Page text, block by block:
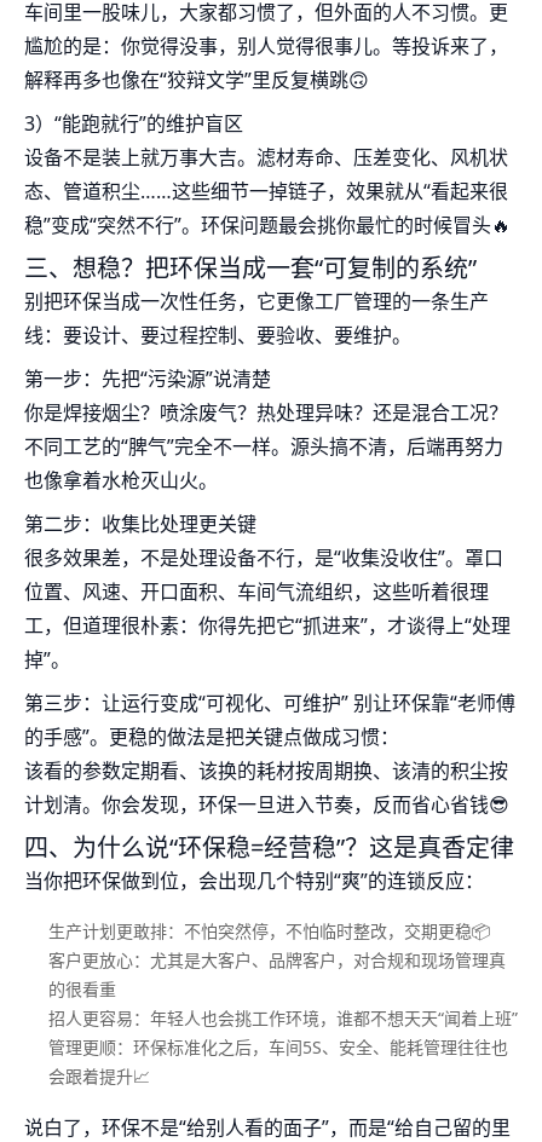
车间里一股味儿，大家都习惯了，但外面的人不习惯。更
尴尬的是：你觉得没事，别人觉得很事儿。等投诉来了，
解释再多也像在“狡辩文学”里反复横跳🙃
3）“能跑就行”的维护盲区
设备不是装上就万事大吉。滤材寿命、压差变化、风机状
态、管道积尘……这些细节一掉链子，效果就从“看起来很
稳”变成“突然不行”。环保问题最会挑你最忙的时候冒头🔥
三、想稳？把环保当成一套“可复制的系统”
别把环保当成一次性任务，它更像工厂管理的一条生产
线：要设计、要过程控制、要验收、要维护。
第一步：先把“污染源”说清楚
你是焊接烟尘？喷涂废气？热处理异味？还是混合工况？
不同工艺的“脾气”完全不一样。源头搞不清，后端再努力
也像拿着水枪灭山火。
第二步：收集比处理更关键
很多效果差，不是处理设备不行，是“收集没收住”。罩口
位置、风速、开口面积、车间气流组织，这些听着很理
工，但道理很朴素：你得先把它“抓进来”，才谈得上“处理
掉”。
第三步：让运行变成“可视化、可维护” 别让环保靠“老师傅
的手感”。更稳的做法是把关键点做成习惯：
该看的参数定期看、该换的耗材按周期换、该清的积尘按
计划清。你会发现，环保一旦进入节奏，反而省心省钱😎
四、为什么说“环保稳=经营稳”？这是真香定律
当你把环保做到位，会出现几个特别“爽”的连锁反应：
生产计划更敢排：不怕突然停，不怕临时整改，交期更稳📦
客户更放心：尤其是大客户、品牌客户，对合规和现场管理真
的很看重
招人更容易：年轻人也会挑工作环境，谁都不想天天“闻着上班”
管理更顺：环保标准化之后，车间5S、安全、能耗管理往往也
会跟着提升📈
说白了，环保不是“给别人看的面子”，而是“给自己留的里